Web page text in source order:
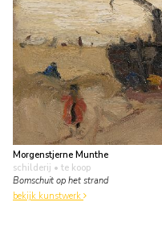
Morgenstjerne Munthe
schilderij • te koop
Bomschuit op het strand
bekijk kunstwerk